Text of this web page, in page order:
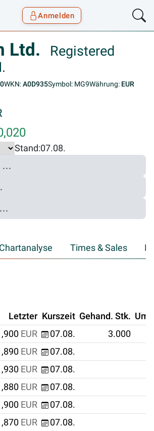
Anmelden
Ltd.
Registered
WKN:A0D935Symbol: MG9Währung: EUR
Stand:07.08.
...
Chartanalyse Times & Sales
Letzter Kurszeit Gehand. Stk.
EUR 07.08. 3.000
EUR
07.08.
EUR
07.08.
EUR
07.08.
EUR
07.08.
EUR
07.08.